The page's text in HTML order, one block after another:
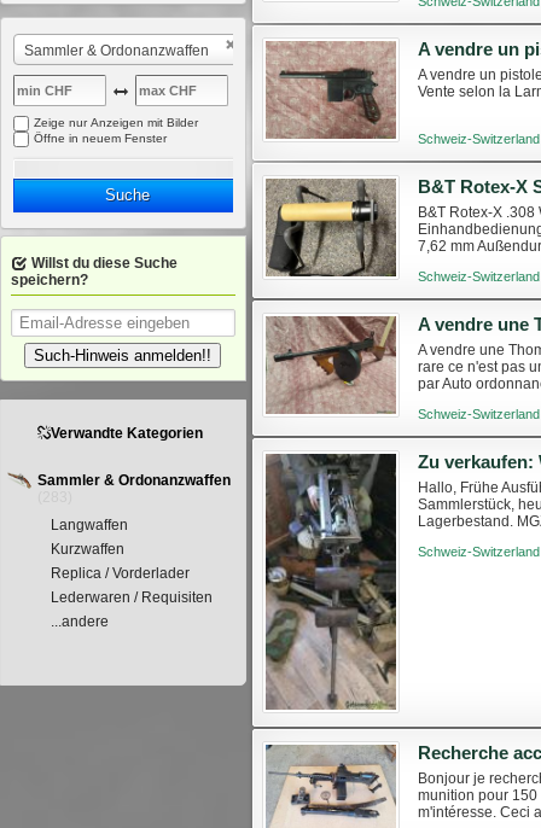
A vendre un
A vendre un
Vente selon la
Schweiz-
B&T Rotex-X
7,62 mm
Schweiz-
A vendre une
A vendre une
rare ce n'est pas
par Auto
Schweiz-
Hallo, Frühe
Sammlerstück,
Lagerbestand.
Schweiz-
Recherche
Bonjour je
munition pour 150
m'intéresse. Ceci
Sammler & Ordonanzwaffen
Zeige nur Anzeigen mit Bilder
Öffne in neuem Fenster
Suche
Willst du diese Suche
speichern?
Such-Hinweis anmelden!!
Verwandte Kategorien
Sammler & Ordonanzwaffen
Langwaffen
Kurzwaffen
Replica / Vorderlader
Lederwaren / Requisiten
...andere